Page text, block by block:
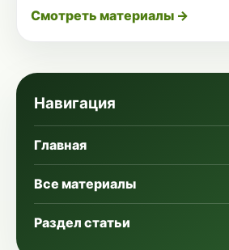
Смотреть материалы →
Навигация
Главная
Все материалы
Раздел статьи